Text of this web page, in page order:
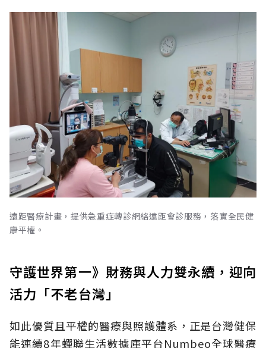
遠距醫療計畫，提供急重症轉診網絡遠距會診服務，落實全民健
康平權。
守護世界第一》財務與人力雙永續，迎向
活力「不老台灣」
如此優質且平權的醫療與照護體系，正是台灣健保
能連續8年蟬聯生活數據庫平台Numbeo全球醫療